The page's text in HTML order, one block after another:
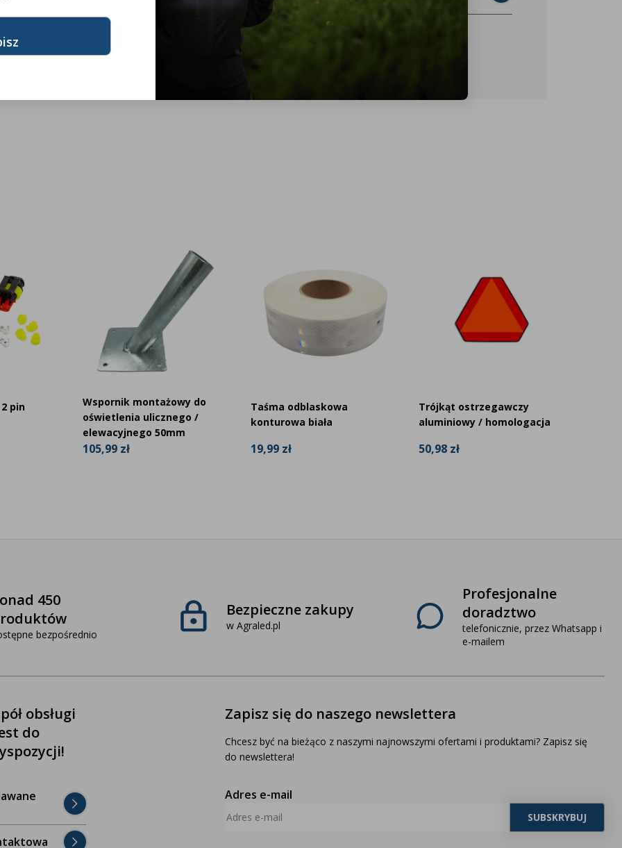
marek
pin
Wspornik montażowy do
oświetlenia ulicznego /
elewacyjnego 50mm
105,99 zł
Taśma odblaskowa
konturowa biała
19,99 zł
Trójkąt ostrzegawczy
aluminiowy / homologacja
50,98 zł
450
bezpośrednio
Bezpieczne zakupy
w Agraled.pl
Profesjonalne
doradztwo
telefonicznie, przez Whatsapp i
e-mailem
obsługi
do
Zapisz się do naszego newslettera
Chcesz być na bieżąco z naszymi najnowszymi ofertami i produktami? Zapisz się
do newslettera!
Adres e-mail